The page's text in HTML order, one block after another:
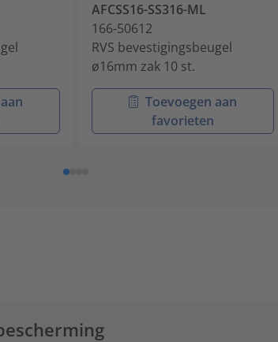
AFCSS16-SS316-ML
166-50612
RVS bevestigingsbeugel
ø16mm zak 10 st.
Toevoegen aan
favorieten